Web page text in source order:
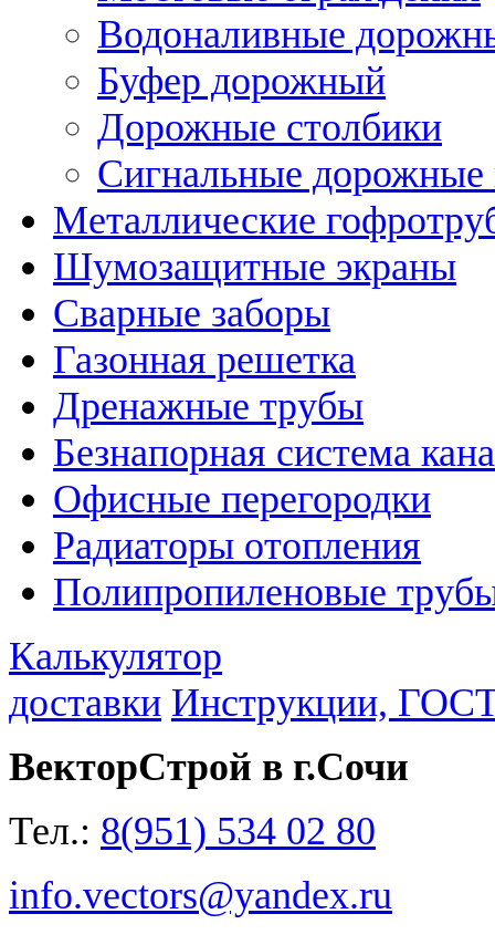
Водоналивные
Буфер дорожный
Дорожные столбики
Сигнальные дорожные
Металлические
Шумозащитные экраны
Сварные заборы
Газонная решетка
Дренажные трубы
Безнапорная система
Офисные перегородки
Радиаторы отопления
Полипропиленовые
Калькулятор
доставки Инструкции,
ВекторСтрой в г.Сочи
Тел.: 8(951) 534 02 80
info.vectors@yandex.ru